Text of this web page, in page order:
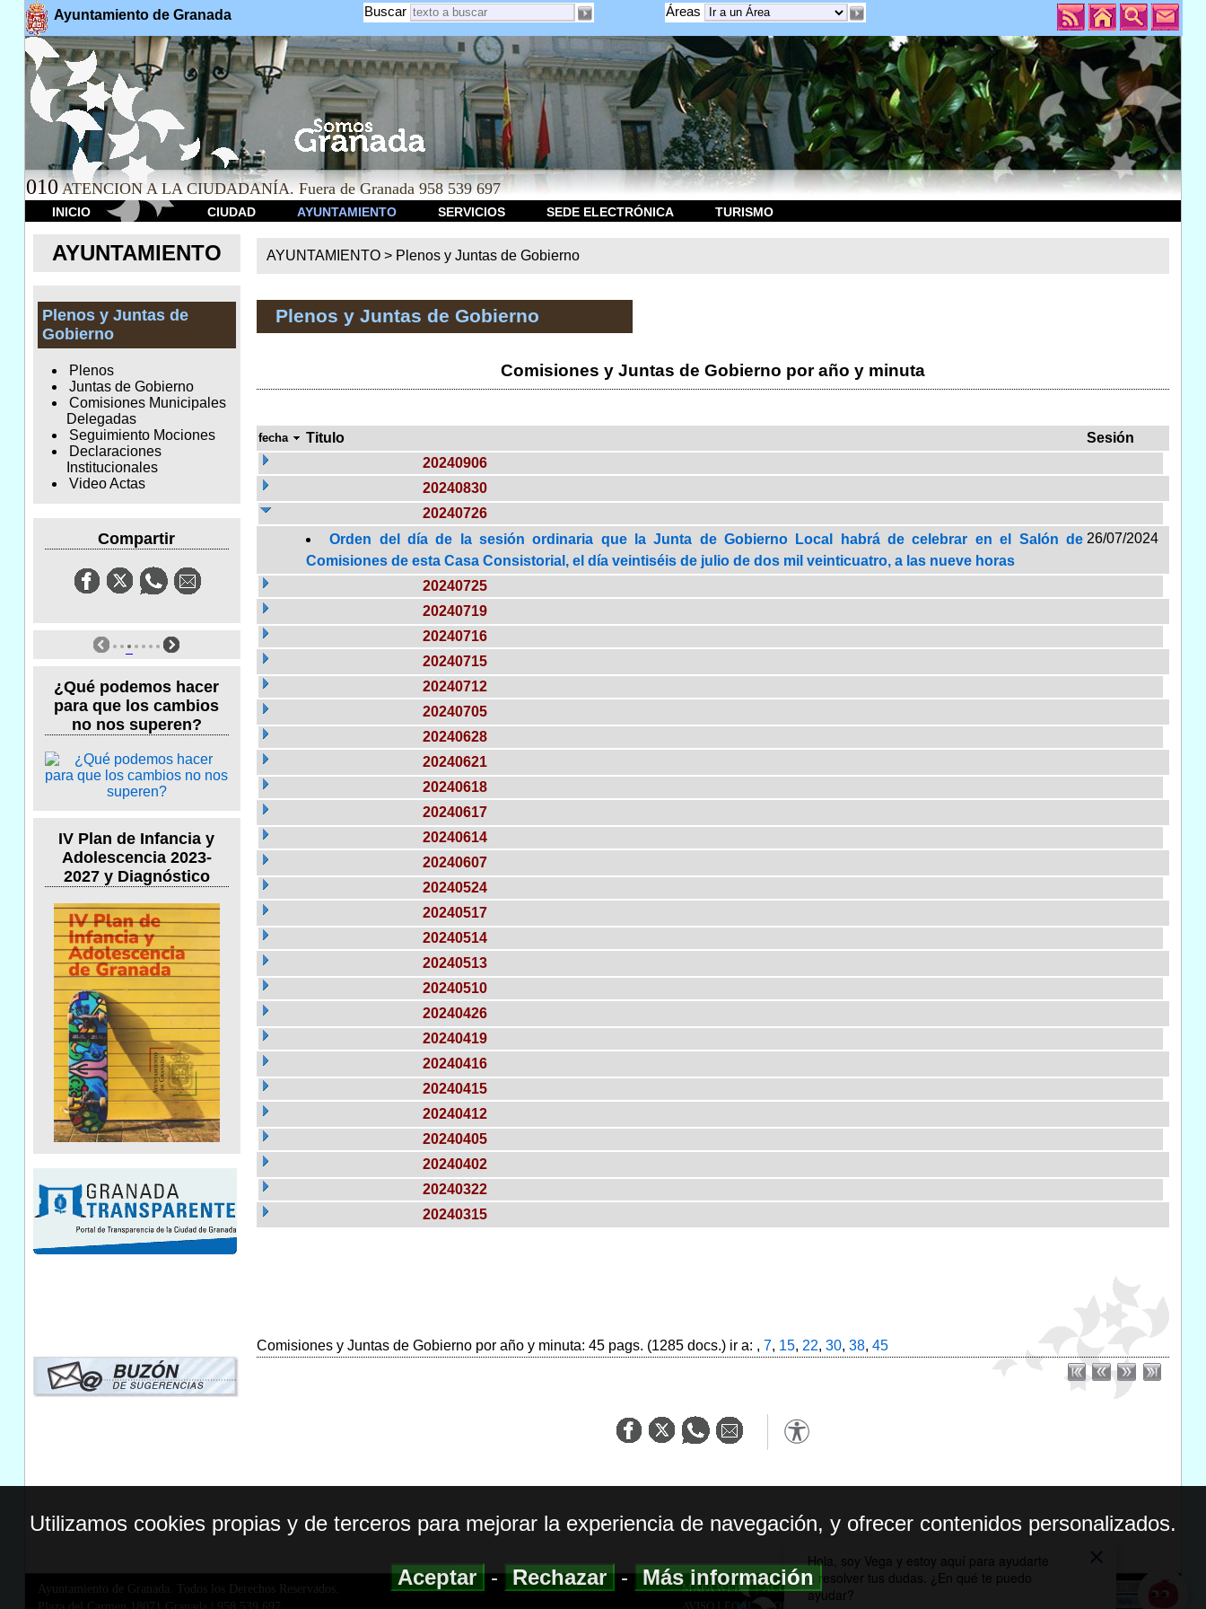
Ayuntamiento de Granada Áreas
Buscar
010 ATENCION A LA CIUDADANÍA. Fuera de Granada 958 539 697
INICIO CIUDAD AYUNTAMIENTO SERVICIOS SEDE ELECTRÓNICA TURISMO
AYUNTAMIENTO
Plenos y Juntas de
Gobierno
Plenos
Juntas de Gobierno
Comisiones Municipales
Delegadas
Seguimiento Mociones
Declaraciones
Institucionales
Video Actas
Compartir
¿Qué podemos hacer
para que los cambios
no nos superen?
IV Plan de Infancia y
Adolescencia 2023-
2027 y Diagnóstico
AYUNTAMIENTO > Plenos y Juntas de Gobierno
Plenos y Juntas de Gobierno
Comisiones y Juntas de Gobierno por año y minuta
fecha Titulo
Sesión
20240906
20240830
20240726
Orden del día de la sesión ordinaria que la Junta de Gobierno Local habrá de celebrar en el Salón de
Comisiones de esta Casa Consistorial, el día veintiséis de julio de dos mil veinticuatro, a las nueve horas
26/07/2024
20240725
20240719
20240716
20240715
20240712
20240705
20240628
20240621
20240618
20240617
20240614
20240607
20240524
20240517
20240514
20240513
20240510
20240426
20240419
20240416
20240415
20240412
20240405
20240402
20240322
20240315
Comisiones y Juntas de Gobierno por año y minuta: 45 pags. (1285 docs.) ir a: , 7, 15, 22, 30, 38, 45
Ayuntamiento de Granada. Todos los Derechos Reservados.
MAPA WEB|ACCESIBILIDAD
AVISO LEGAL| POLITICA DE PRIVACIDAD
Utilizamos cookies propias y de terceros para mejorar la experiencia de navegación, y ofrecer contenidos personalizados.
Aceptar-Rechazar-Más información